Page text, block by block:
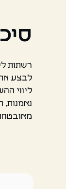
רשתות
לבצע
ליווי